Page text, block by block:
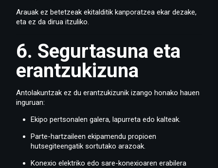
Arauak ez betetzeak ekitalditik kanporatzea ekar dezake,
eta ez da dirua itzuliko.
6. Segurtasuna eta
erantzukizuna
Antolakuntzak ez du erantzukizunik izango honako hauen
inguruan:
Ekipo pertsonalen galera, lapurreta edo kalteak.
Parte-hartzaileen ekipamendu propioen
hutsegiteengatik sortutako arazoak.
Konexio elektriko edo sare-konexioaren erabilera